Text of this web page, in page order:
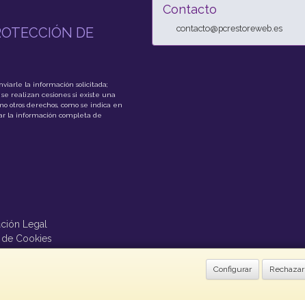
Configurar Rechazar
DE
la información solicitada;
se realizan cesiones si existe una
otros derechos, como se indica en
la información completa de
Legal
de Cookies
Contacto
contacto@pcrestoreweb.es